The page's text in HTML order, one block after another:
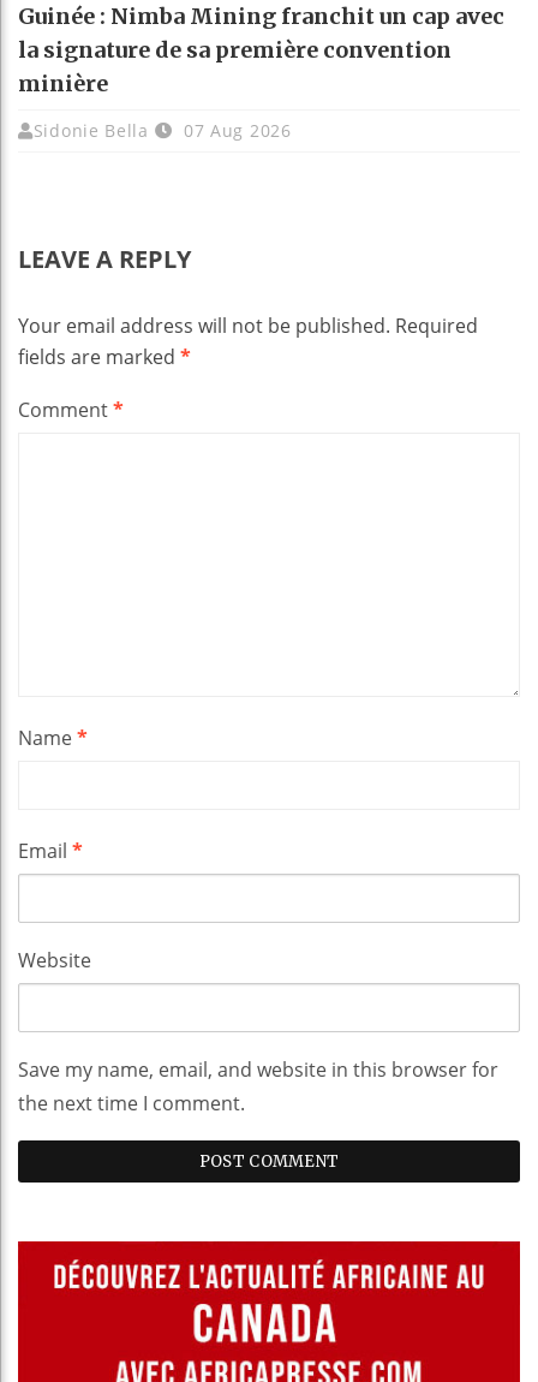
Guinée : Nimba Mining franchit un cap avec
la signature de sa première convention
minière
Sidonie Bella 07 Aug 2026
LEAVE A REPLY
Your email address will not be published. Required
fields are marked *
Comment*
Name*
Email *
Website
Save my name, email, and website in this browser for
the next time I comment.